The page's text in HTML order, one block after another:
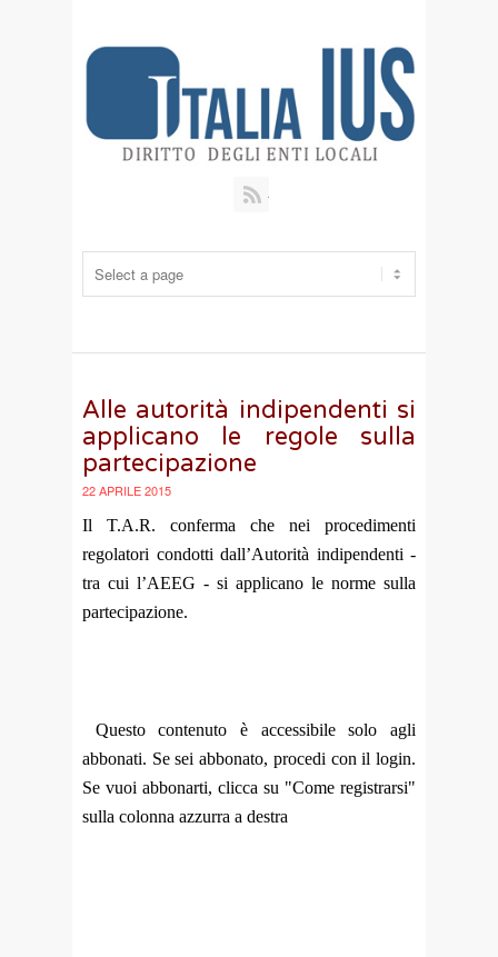
Alle autorità indipendenti si
applicano le regole sulla
partecipazione
22 APRILE 2015
Il T.A.R. conferma che nei procedimenti
regolatori condotti dall’Autorità indipendenti -
tra cui l’AEEG - si applicano le norme sulla
partecipazione.
Questo contenuto è accessibile solo agli
abbonati. Se sei abbonato, procedi con il login.
Se vuoi abbonarti, clicca su "Come registrarsi"
sulla colonna azzurra a destra